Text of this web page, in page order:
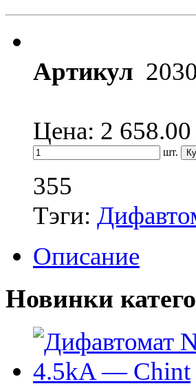
Артикул
Цена: 2 658.00
шт.
355
Тэги:
Описание
Новинки